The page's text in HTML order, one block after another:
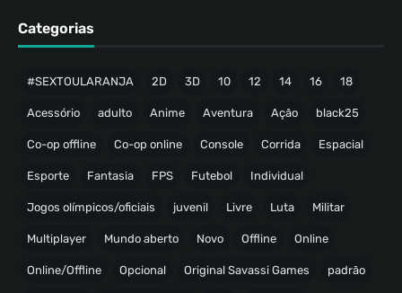
Categorias
#SEXTOULARANJA 2D 3D 10 12 14 16 18
Acessório adulto Anime Aventura Ação black25
Co-op offline Co-op online Console Corrida Espacial
Esporte Fantasia FPS Futebol Individual
Jogos olímpicos/oficiais juvenil Livre Luta Militar
Multiplayer Mundo aberto Novo Offline Online
Online/Offline Opcional Original Savassi Games padrão